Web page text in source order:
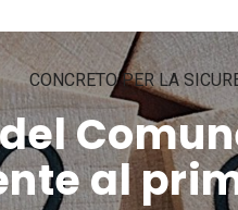
CONCRETO PER LA
al